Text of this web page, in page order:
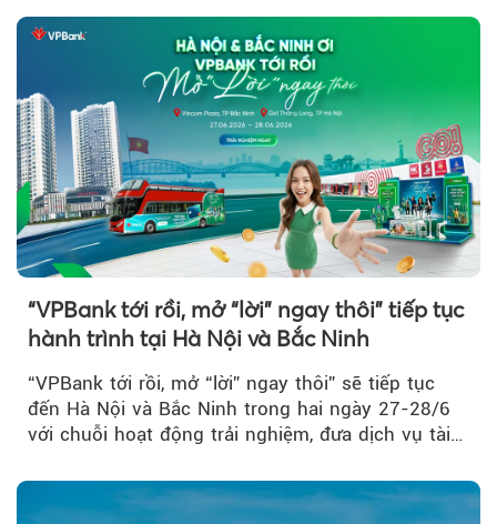
“VPBank tới rồi, mở “lời” ngay thôi” tiếp tục
hành trình tại Hà Nội và Bắc Ninh
“VPBank tới rồi, mở “lời” ngay thôi” sẽ tiếp tục
đến Hà Nội và Bắc Ninh trong hai ngày 27-28/6
với chuỗi hoạt động trải nghiệm, đưa dịch vụ tài